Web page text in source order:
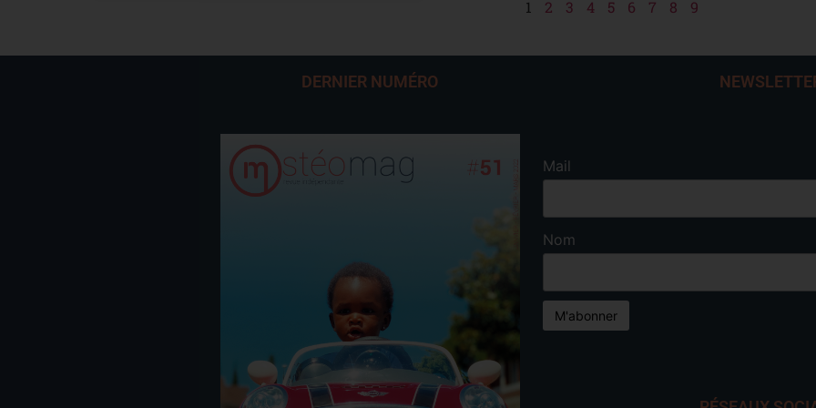
1 2 3 4 5 6 7 8 9
DERNIER NUMÉRO
Mail
Nom